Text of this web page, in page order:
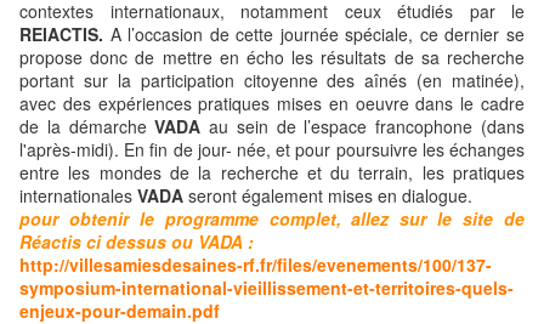
contextes internationaux, notamment ceux étudiés par le
REIACTIS. A l’occasion de cette journée spéciale, ce dernier se
propose donc de mettre en écho les résultats de sa recherche
portant sur la participation citoyenne des aînés (en matinée),
avec des expériences pratiques mises en oeuvre dans le cadre
de la démarcheVADA au sein de l’espace francophone (dans
l'après-midi). En fin de jour- née, et pour poursuivre les échanges
entre les mondes de la recherche et du terrain, les pratiques
internationales VADA seront également mises en dialogue.
pour obtenir le programme complet, allez sur le site de
Réactis ci dessus ou VADA :
http://villesamiesdesaines-rf.fr/files/evenements/100/137-
symposium-international-vieillissement-et-territoires-quels-
enjeux-pour-demain.pdf